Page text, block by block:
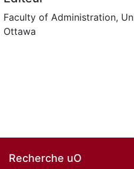
Faculty of Administration,
Ottawa
Recherche uO